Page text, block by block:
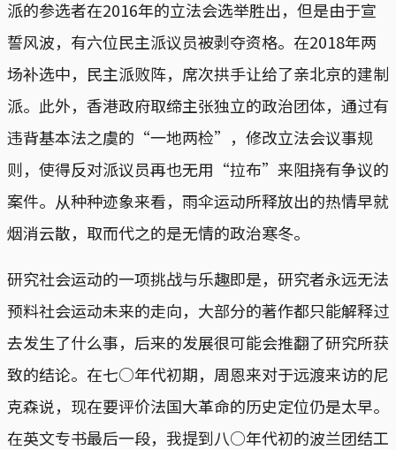
派的参选者在2016年的立法会选举胜出，但是由于宣
誓风波，有六位民主派议员被剥夺资格。在2018年两
场补选中，民主派败阵，席次拱手让给了亲北京的建制
派。此外，香港政府取缔主张独立的政治团体，通过有
违背基本法之虞的“一地两检”，修改立法会议事规
则，使得反对派议员再也无用“拉布”来阻挠有争议的
案件。从种种迹象来看，雨伞运动所释放出的热情早就
烟消云散，取而代之的是无情的政治寒冬。
研究社会运动的一项挑战与乐趣即是，研究者永远无法
预料社会运动未来的走向，大部分的著作都只能解释过
去发生了什么事，后来的发展很可能会推翻了研究所获
致的结论。在七○年代初期，周恩来对于远渡来访的尼
克森说，现在要评价法国大革命的历史定位仍是太早。
在英文专书最后一段，我提到八○年代初的波兰团结工